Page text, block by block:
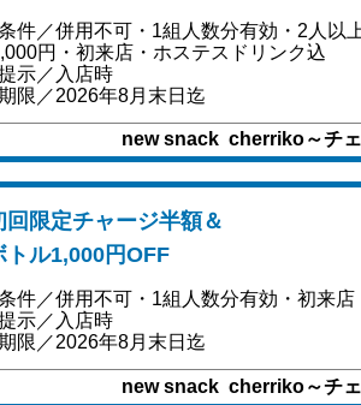
件／併用不可・1組人数分有効・2人以
円・初来店・ホステスドリンク込
示／入店時
限／2026年8月末日迄
new snack cherriko～チ
回限定チャージ半額＆
トル1,000円OFF
件／併用不可・1組人数分有効・初来店
示／入店時
限／2026年8月末日迄
new snack cherriko～チ